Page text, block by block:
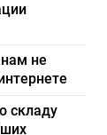
не
складу